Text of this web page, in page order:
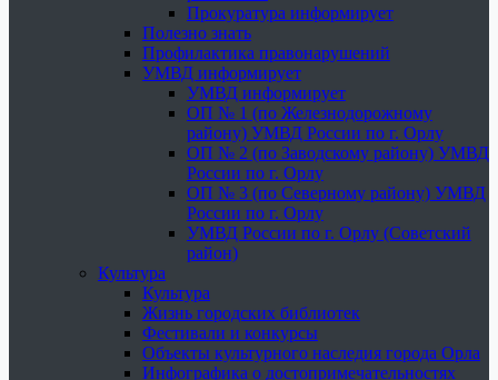
Прокуратура информирует
Полезно знать
Профилактика правонарушений
УМВД информирует
УМВД информирует
ОП № 1 (по Железнодорожному
району) УМВД России по г. Орлу
ОП № 2 (по Заводскому району) УМВД
России по г. Орлу
ОП № 3 (по Северному району) УМВД
России по г. Орлу
УМВД России по г. Орлу (Советский
район)
Культура
Культура
Жизнь городских библиотек
Фестивали и конкурсы
Объекты культурного наследия города Орла
Инфографика о достопримечательностях